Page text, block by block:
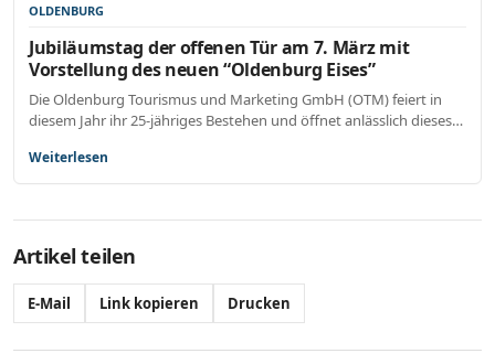
OLDENBURG
Jubiläumstag der offenen Tür am 7. März mit
Vorstellung des neuen “Oldenburg Eises”
Die Oldenburg Tourismus und Marketing GmbH (OTM) feiert in
diesem Jahr ihr 25-jähriges Bestehen und öffnet anlässlich dieses…
Weiterlesen
Artikel teilen
E-Mail Link kopieren Drucken